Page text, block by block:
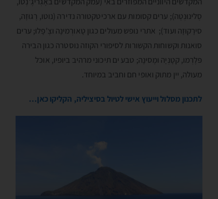
סֶלינוּנְטֶה); ערים קסומות עם ארכיטקטורה נדירה (נוטו, רֶגוּזָה,
סירָקוּזָה ועוד); אתרי נופש מעולים כגון טָאורְמינָה וצֶ'פָלוּ; ערים
סואנות וקשוחות הקשורות לסיפורי הקוזה נוסטרה כגון הבירה
פּלֶרְמו, קטָנְיָה ומֶסינָה; טבע ים תיכוני מרהיב ביופיו, אוכל
מעולה, יין מתוק ואופי חם וחביב במיוחד.
לתכנון מסלול וייעוץ אישי לטיול בסיציליה, הקליקו כאן…